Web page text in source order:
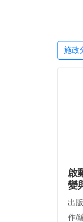
施政
啟
變
出
作/